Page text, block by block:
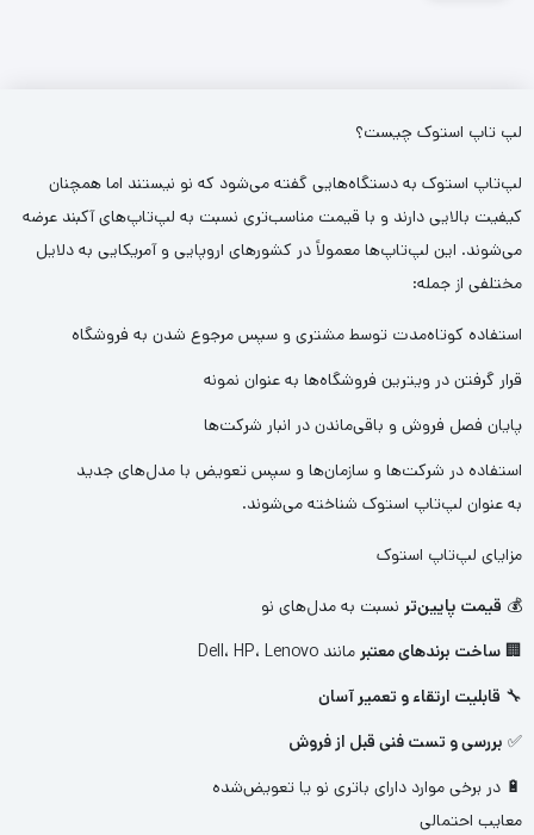
6GB
لپ تاپ استوک چیست؟
لپ‌تاپ استوک به دستگاه‌هایی گفته می‌شود که نو نیستند اما همچنان
کیفیت بالایی دارند و با قیمت مناسب‌تری نسبت به لپ‌تاپ‌های آکبند عرضه
می‌شوند. این لپ‌تاپ‌ها معمولاً در کشورهای اروپایی و آمریکایی به دلایل
مختلفی از جمله:
استفاده کوتاه‌مدت توسط مشتری و سپس مرجوع شدن به فروشگاه
قرار گرفتن در ویترین فروشگاه‌ها به عنوان نمونه
پایان فصل فروش و باقی‌ماندن در انبار شرکت‌ها
استفاده در شرکت‌ها و سازمان‌ها و سپس تعویض با مدل‌های جدید
به عنوان لپ‌تاپ استوک شناخته می‌شوند.
مزایای لپ‌تاپ استوک
💰 قیمت پایین‌تر نسبت به مدل‌های نو
🏢 ساخت برندهای معتبر مانند Dell، HP، Lenovo
🔧 قابلیت ارتقاء و تعمیر آسان
✅ بررسی و تست فنی قبل از فروش
🔋 در برخی موارد دارای باتری نو یا تعویض‌شده
معایب احتمالی